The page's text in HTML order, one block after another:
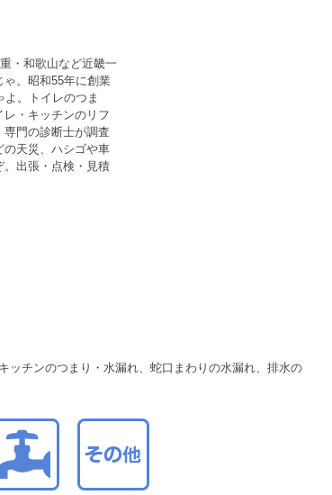
・和歌山など近畿一
。昭和55年に創業
。トイレのつま
・キッチンのリフ
門の診断士が調査
の天災、ハシゴや車
出張・点検・見積
ッチンのつまり・水漏れ、蛇口まわりの水漏れ、排水の